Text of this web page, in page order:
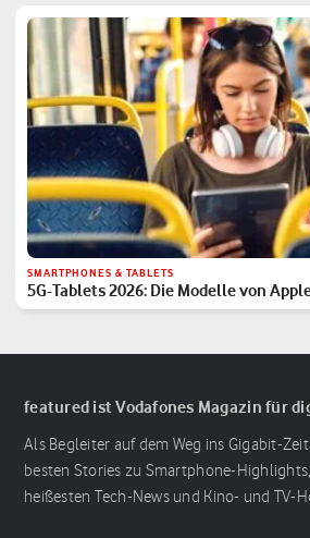
SMARTPHONES & TABLETS
5G-Tablets 2026: Die Modelle von
Überblick
featured ist Vodafones Magazin für
Als Begleiter auf dem Weg ins Gigabit-
besten Stories zu Smartphone-
heißesten Tech-News und Kino- und TV-